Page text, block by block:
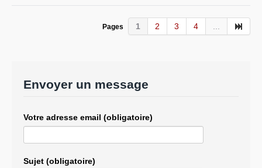
Pages 1 2 3 4
Envoyer un message
Votre adresse email (obligatoire)
Sujet (obligatoire)